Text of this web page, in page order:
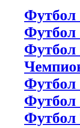
Футбол
Футбол
Футбол
Футбол
Футбол